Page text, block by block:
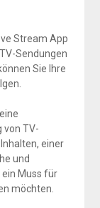
Stream App
Sendungen
Sie Ihre
von TV-
einer
und
Muss für
möchten.